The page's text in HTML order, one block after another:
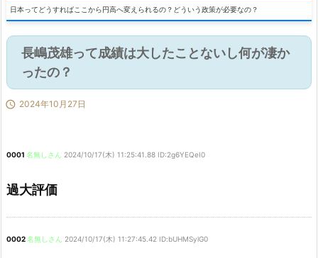
日本ってどうすればここから円高へ変えられるの？どういう政策が必要なの？
長嶋茂雄って成績は大したことないし何が凄か
ったの？
 2024年10月27日
0001 名無しさん 2024/10/17(木) 11:25:41.88 ID:2g6YEQeI0
過大評価
0002名無しさん 2024/10/17(木) 11:27:45.42 ID:bUHMSylG0